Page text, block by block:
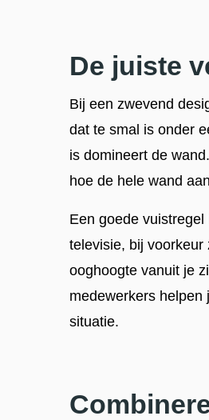
De juiste
Bij een zwevend
dat te smal is onder
is domineert de
hoe de hele wand
Een goede
televisie, bij voorkeur
ooghoogte vanuit je
medewerkers helpen
situatie.